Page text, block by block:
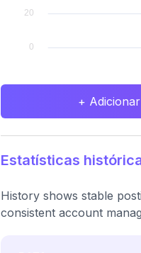
+
Estatísticas
History shows stable
consistent account